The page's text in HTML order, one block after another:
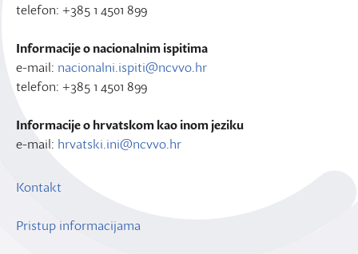
telefon: +385 1 4501 899
Informacije o nacionalnim ispitima
e-mail: nacionalni.ispiti@ncvvo.hr
telefon: +385 1 4501 899
Informacije o hrvatskom kao inom jeziku
e-mail: hrvatski.ini@ncvvo.hr
Kontakt
Pristup informacijama